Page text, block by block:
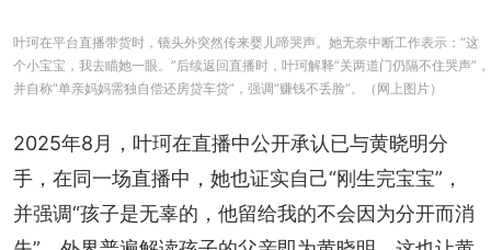
叶珂在平台直播带货时，镜头外突然传来婴儿啼哭声。她无奈中断工作表示：“这
个小宝宝，我去瞄她一眼。”后续返回直播时，叶珂解释“关两道门仍隔不住哭声”，
并自称“单亲妈妈需独自偿还房贷车贷”，强调“赚钱不丢脸”。（网上图片）
2025年8月，叶珂在直播中公开承认已与黄晓明分
手，在同一场直播中，她也证实自己“刚生完宝宝”，
并强调“孩子是无辜的，他留给我的不会因为分开而消